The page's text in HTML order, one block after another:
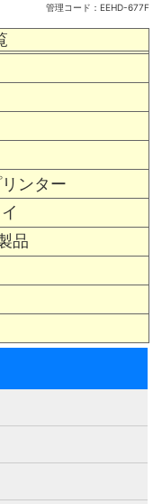
ンター
品
管理コード： EEHD-677F